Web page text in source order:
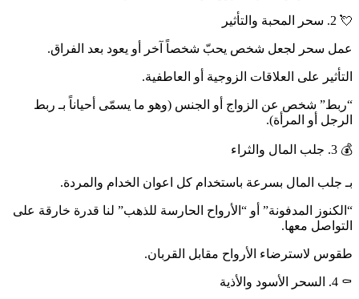
💘 2. سحر المحبة والتأثير
عمل سحر لجعل شخص يحبّ شخصاً آخر أو يعود بعد الفراق.
التأثير على العلاقات الزوجية أو العاطفية.
“ربط” شخص عن الزواج أو الجنس (وهو ما يسمّى أحياناً بـ ربط
الرجل أو المرأة).
💰 3. جلب المال والثراء
بـ جلب المال بسرعة باستخدام كل اعوان الخدام والمردة.
“الكنوز المدفونة” أو “الأرواح الحارسة للذهب” لنا قدرة خارقة على
التواصل معها.
طقوس لاسترضاء الأرواح مقابل القربان.
⚰️ 4. السحر الأسود والأذية